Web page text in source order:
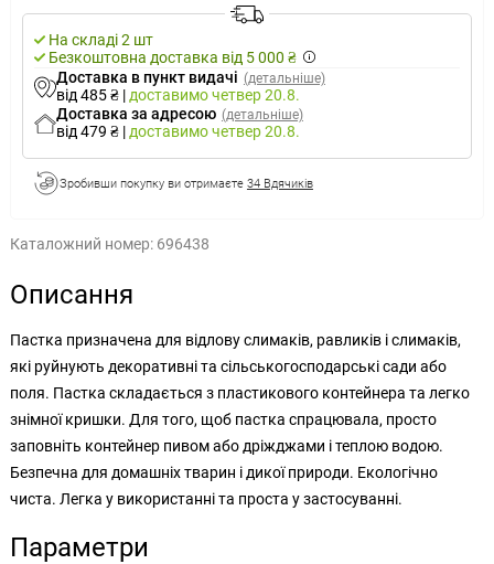
На складі 2 шт
Безкоштовна доставка від 5 000 ₴
Доставка в пункт видачі (детальніше)
від 485 ₴ | доставимочетвер 20.8.
Доставка за адресою (детальніше)
від 479 ₴ | доставимочетвер 20.8.
Зробивши покупку ви отримаєте 34 Вдячиків
Каталожний номер: 696438
Описання
Пастка призначена для відлову слимаків, равликів і слимаків,
які руйнують декоративні та сільськогосподарські сади або
поля. Пастка складається з пластикового контейнера та легко
знімної кришки. Для того, щоб пастка спрацювала, просто
заповніть контейнер пивом або дріжджами і теплою водою.
Безпечна для домашніх тварин і дикої природи. Екологічно
чиста. Легка у використанні та проста у застосуванні.
Параметри